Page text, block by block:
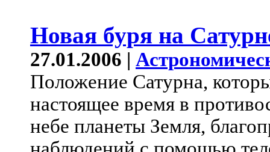
Новая буря на
27.01.2006 |
Положение Сатурна,
настоящее время в
небе планеты Земля,